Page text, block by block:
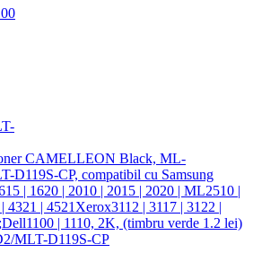
CAMELLEON Black, ML-
D119S-CP, compatibil cu Samsung
| 1620 | 2010 | 2015 | 2020 | ML2510 |
4321 | 4521Xerox3112 | 3117 | 3122 |
| 1110, 2K, (timbru verde 1.2 lei)
MLT-D119S-CP